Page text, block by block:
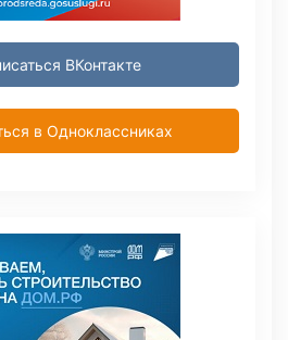
ВКонтакте
в Одноклассниках